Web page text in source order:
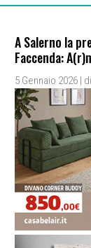
A Salerno la
Faccenda:
5 Gennaio 2026 | di